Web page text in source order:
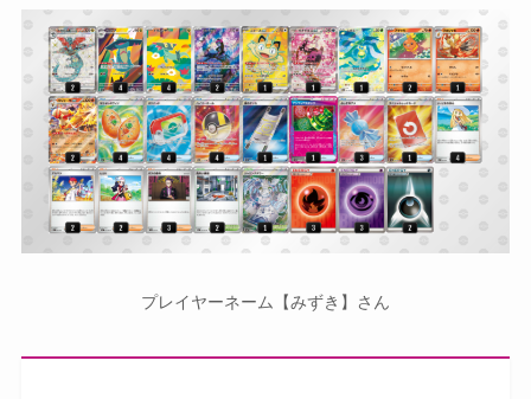
プレイヤーネーム【みずき】さん